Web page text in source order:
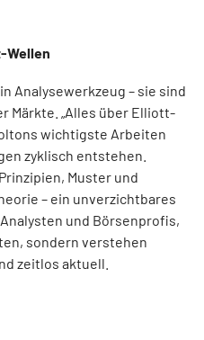
Wellen
Analysewerkzeug – sie sind
Märkte. „Alles über Elliott-
wichtigste Arbeiten
zyklisch entstehen.
Muster und
– ein unverzichtbares
und Börsenprofis,
sondern verstehen
zeitlos aktuell.